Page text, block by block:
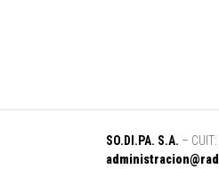
SO.DI.PA. S.A. –